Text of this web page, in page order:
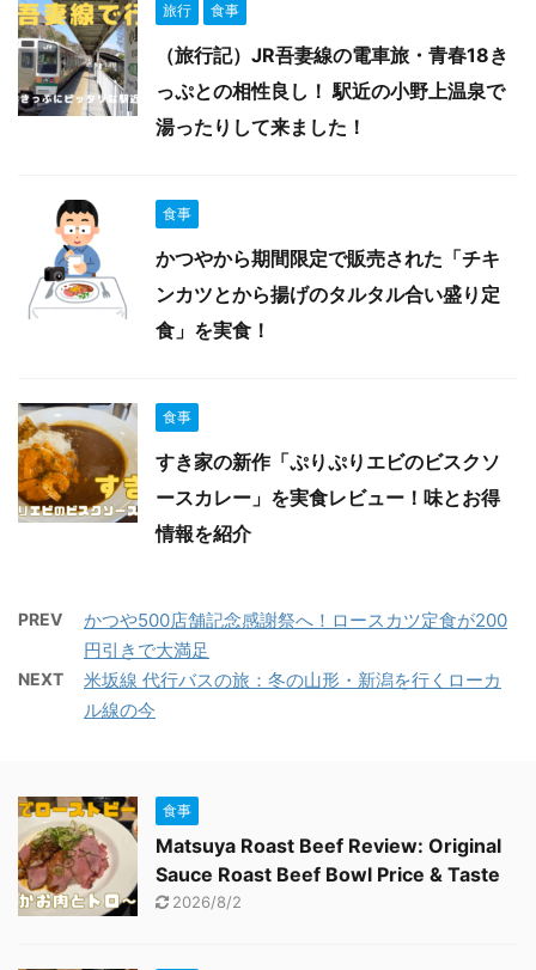
旅行 食事
（旅行記）JR吾妻線の電車旅・青春18き
っぷとの相性良し！ 駅近の小野上温泉で
湯ったりして来ました！
食事
かつやから期間限定で販売された「チキ
ンカツとから揚げのタルタル合い盛り定
⾷」を実食！
食事
すき家の新作「ぷりぷりエビのビスクソ
ースカレー」を実食レビュー！味とお得
情報を紹介
PREV
かつや500店舗記念感謝祭へ！ロースカツ定食が200
円引きで大満足
NEXT
米坂線 代行バスの旅：冬の山形・新潟を行くローカ
ル線の今
食事
Matsuya Roast Beef Review: Original
Sauce Roast Beef Bowl Price & Taste
2026/8/2